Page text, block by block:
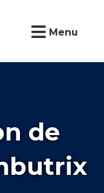
Menu
de